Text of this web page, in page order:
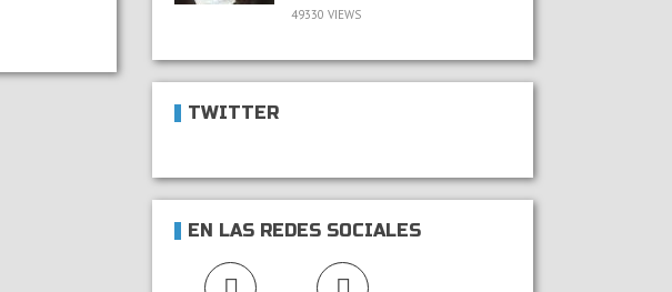
49330 VIEWS
TWITTER
EN LAS REDES SOCIALES